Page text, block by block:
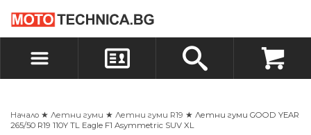
ВХОД
БЪРЗА ПОРЪЧКА ПОРЪЧКА
Начало ★ Летни гуми ★ Летни гуми R19 ★ Летни гуми GOOD YEAR
265/50 R19 110Y TL Eagle F1 Asymmetric SUV XL